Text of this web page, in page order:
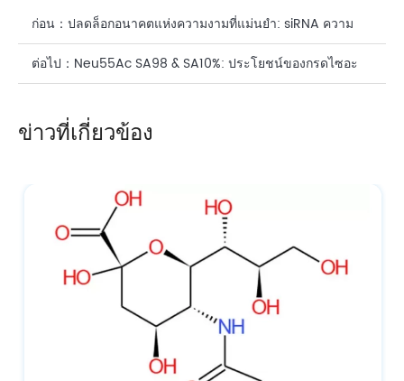
ก่อน： ปลดล็อกอนาคตแห่งความงามที่แม่นยำ: siRNA ความ
บริสุทธิ์สูง (CAS: 63231-63-0) สำหรับโซลูชันการดูแลผิว
ต่อไป： Neu55Ac SA98 & SA10%: ประโยชน์ของกรดไซอะ
ข่าวที่เกี่ยวข้อง